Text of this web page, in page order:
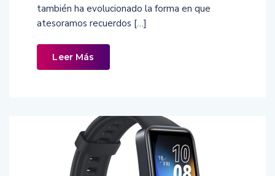
también ha evolucionado la forma en que
atesoramos recuerdos […]
Leer Más